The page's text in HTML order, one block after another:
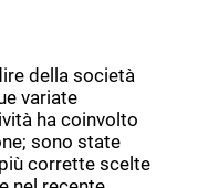
della società
variate
ha coinvolto
sono state
corrette scelte